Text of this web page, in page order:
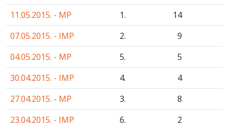
11.05.2015. - MP
1.
14
07.05.2015. - IMP
2.
9
04.05.2015. - MP
5.
5
30.04.2015. - IMP
4.
4
27.04.2015. - MP
3.
8
23.04.2015. - IMP
6.
2